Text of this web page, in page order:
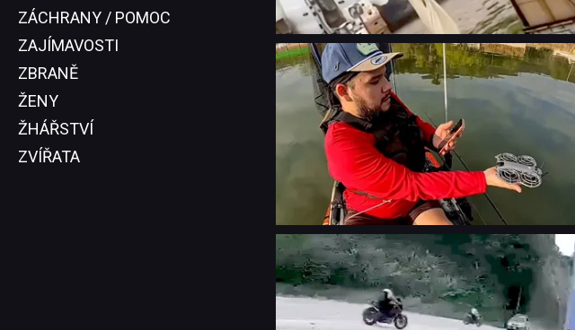
ZÁCHRANY / POMOC
ZAJÍMAVOSTI
ZBRANĚ
ŽENY
ŽHÁŘSTVÍ
ZVÍŘATA